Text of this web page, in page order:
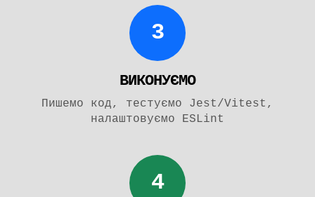
3
ВИКОНУЄМО
Пишемо код, тестуємо Jest/Vitest,
налаштовуємо ESLint
4